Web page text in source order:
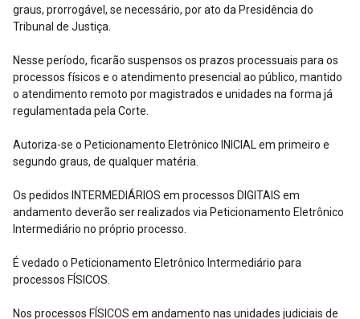
graus, prorrogável, se necessário, por ato da Presidência do
Tribunal de Justiça.
Nesse período, ficarão suspensos os prazos processuais para os
processos físicos e o atendimento presencial ao público, mantido
o atendimento remoto por magistrados e unidades na forma já
regulamentada pela Corte.
Autoriza-se o Peticionamento Eletrônico INICIAL em primeiro e
segundo graus, de qualquer matéria.
Os pedidos INTERMEDIÁRIOS em processos DIGITAIS em
andamento deverão ser realizados via Peticionamento Eletrônico
Intermediário no próprio processo.
É vedado o Peticionamento Eletrônico Intermediário para
processos FÍSICOS.
Nos processos FÍSICOS em andamento nas unidades judiciais de